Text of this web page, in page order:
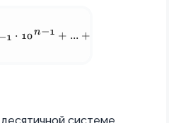
+ d_{n-1} \cdot 10^{n-1} + ...
1 ⋅ 10n−1 + ... +